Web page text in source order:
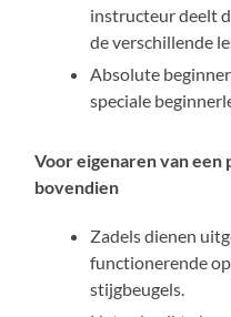
instructeur deelt
de verschillende
Absolute
speciale
Voor eigenaren van een
bovendien
Zadels dienen
functionerende
stijgbeugels.